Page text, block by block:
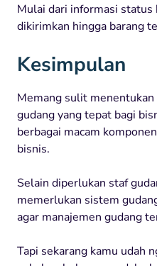
Mulai dari informasi status
dikirimkan hingga barang
Kesimpulan
Memang sulit
gudang yang tepat bagi
berbagai macam
bisnis.
Selain diperlukan staf
memerlukan sistem
agar manajemen gudang
Tapi sekarang kamu udah